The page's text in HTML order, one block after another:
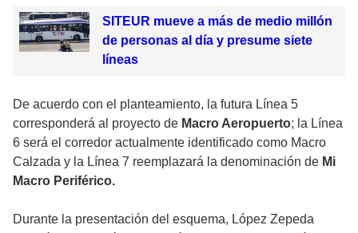
SITEUR mueve a más de medio millón
de personas al día y presume siete
líneas
De acuerdo con el planteamiento, la futura Línea 5
corresponderá al proyecto de Macro Aeropuerto; la Línea
6 será el corredor actualmente identificado como Macro
Calzada y la Línea 7 reemplazará la denominación de Mi
Macro Periférico.
Durante la presentación del esquema, López Zepeda